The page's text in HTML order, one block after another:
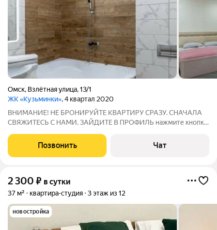
Омск, Взлётная улица,13/1
ЖК «Кузьминки», 4 квартал 2020
ВНИМАНИЕ! НЕ БРОНИРУЙТЕ КВАРТИРУ СРАЗУ. СНАЧАЛА
СВЯЖИТЕСЬ С НАМИ. ЗАЙДИТЕ В ПРОФИЛЬ нажмите кнопку
ИНТЕРЕСУЮЩИЕ ВОПРОСЫ И ОБЯЗАТЕЛЬНО
ДОГОВОРИМСЯ! КОНДИЦИОНЕР ВСЕГДА ЕСТЬ ГОРЯЧАЯ
Позвонить Чат
2 300 ₽ в сутки
37 м² квартира-студия 3 этаж из 12
новостройка